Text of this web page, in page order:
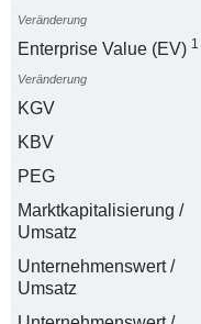
Veränderung
Enterprise Value (EV) 1
Veränderung
KGV
KBV
PEG
Marktkapitalisierung /
Umsatz
Unternehmenswert /
Umsatz